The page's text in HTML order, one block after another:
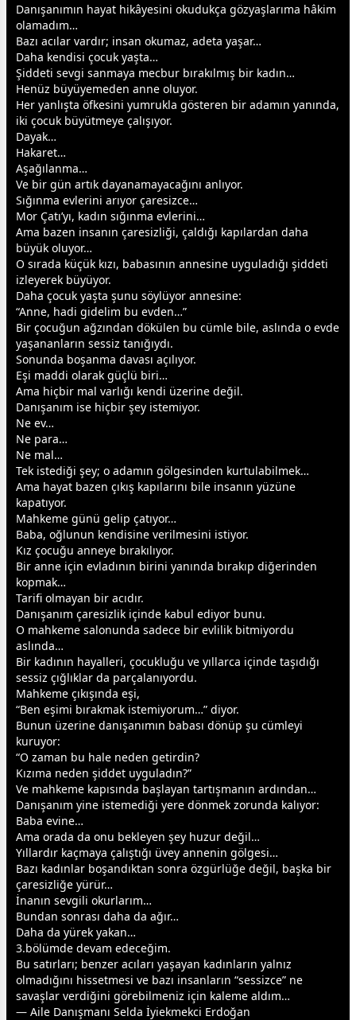
Danışanımın hayat hikâyesini okudukça gözyaşlarıma hâkim
olamadım…
Bazı acılar vardır; insan okumaz, adeta yaşar…
Daha kendisi çocuk yaşta…
Şiddeti sevgi sanmaya mecbur bırakılmış bir kadın…
Henüz büyüyemeden anne oluyor.
Her yanlışta öfkesini yumrukla gösteren bir adamın yanında,
iki çocuk büyütmeye çalışıyor.
Dayak…
Hakaret…
Aşağılanma…
Ve bir gün artık dayanamayacağını anlıyor.
Sığınma evlerini arıyor çaresizce…
Mor Çatı’yı, kadın sığınma evlerini…
Ama bazen insanın çaresizliği, çaldığı kapılardan daha
büyük oluyor…
O sırada küçük kızı, babasının annesine uyguladığı şiddeti
izleyerek büyüyor.
Daha çocuk yaşta şunu söylüyor annesine:
“Anne, hadi gidelim bu evden…”
Bir çocuğun ağzından dökülen bu cümle bile, aslında o evde
yaşananların sessiz tanığıydı.
Sonunda boşanma davası açılıyor.
Eşi maddi olarak güçlü biri…
Ama hiçbir mal varlığı kendi üzerine değil.
Danışanım ise hiçbir şey istemiyor.
Ne ev…
Ne para…
Ne mal…
Tek istediği şey; o adamın gölgesinden kurtulabilmek…
Ama hayat bazen çıkış kapılarını bile insanın yüzüne
kapatıyor.
Mahkeme günü gelip çatıyor…
Baba, oğlunun kendisine verilmesini istiyor.
Kız çocuğu anneye bırakılıyor.
Bir anne için evladının birini yanında bırakıp diğerinden
kopmak…
Tarifi olmayan bir acıdır.
Danışanım çaresizlik içinde kabul ediyor bunu.
O mahkeme salonunda sadece bir evlilik bitmiyordu
aslında…
Bir kadının hayalleri, çocukluğu ve yıllarca içinde taşıdığı
sessiz çığlıklar da parçalanıyordu.
Mahkeme çıkışında eşi,
“Ben eşimi bırakmak istemiyorum…” diyor.
Bunun üzerine danışanımın babası dönüp şu cümleyi
kuruyor:
“O zaman bu hale neden getirdin?
Kızıma neden şiddet uyguladın?”
Ve mahkeme kapısında başlayan tartışmanın ardından…
Danışanım yine istemediği yere dönmek zorunda kalıyor:
Baba evine…
Ama orada da onu bekleyen şey huzur değil…
Yıllardır kaçmaya çalıştığı üvey annenin gölgesi…
Bazı kadınlar boşandıktan sonra özgürlüğe değil, başka bir
çaresizliğe yürür…
İnanın sevgili okurlarım…
Bundan sonrası daha da ağır…
Daha da yürek yakan…
3.bölümde devam edeceğim.
Bu satırları; benzer acıları yaşayan kadınların yalnız
olmadığını hissetmesi ve bazı insanların “sessizce” ne
savaşlar verdiğini görebilmeniz için kaleme aldım…
— Aile Danışmanı Selda İyiekmekci Erdoğan